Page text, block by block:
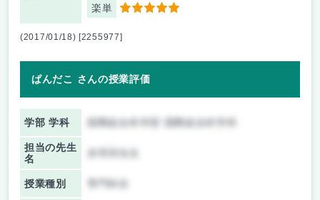
楽単 5
(2017/01/18) [2255977]
ぱんだこ さんの授業評価
学部 学科 国際総合科学部 国際総合科学科
担当の先生
名
授業種別